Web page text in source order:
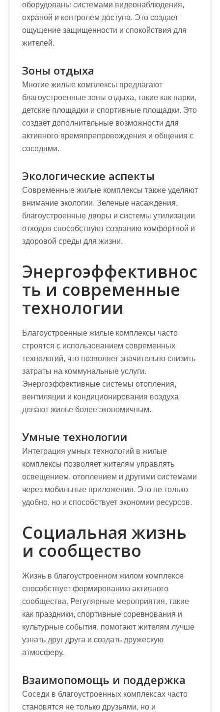
оборудованы системами видеонаблюдения,
охраной и контролем доступа. Это создает
ощущение защищенности и спокойствия для
жителей.
Зоны отдыха
Многие жилые комплексы предлагают
благоустроенные зоны отдыха, такие как парки,
детские площадки и спортивные площадки. Это
создает дополнительные возможности для
активного времяпрепровождения и общения с
соседями.
Экологические аспекты
Современные жилые комплексы также уделяют
внимание экологии. Зеленые насаждения,
благоустроенные дворы и системы утилизации
отходов способствуют созданию комфортной и
здоровой среды для жизни.
Энергоэффективнос
ть и современные
технологии
Благоустроенные жилые комплексы часто
строятся с использованием современных
технологий, что позволяет значительно снизить
затраты на коммунальные услуги.
Энергоэффективные системы отопления,
вентиляции и кондиционирования воздуха
делают жилье более экономичным.
Умные технологии
Интеграция умных технологий в жилые
комплексы позволяет жителям управлять
освещением, отоплением и другими системами
через мобильные приложения. Это не только
удобно, но и способствует экономии ресурсов.
Социальная жизнь
и сообщество
Жизнь в благоустроенном жилом комплексе
способствует формированию активного
сообщества. Регулярные мероприятия, такие
как праздники, спортивные соревнования и
культурные события, помогают жителям лучше
узнать друг друга и создать дружескую
атмосферу.
Взаимопомощь и поддержка
Соседи в благоустроенных комплексах часто
становятся не только друзьями, но и